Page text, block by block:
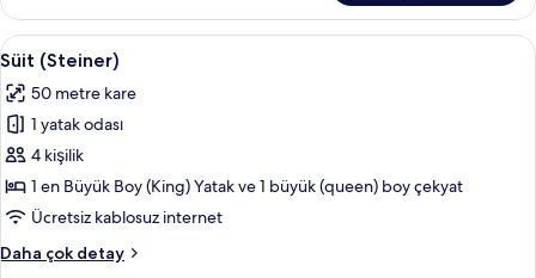
fazla
detay
Süit
(Steiner)
için
tüm
fotoğrafları
görün
Süit (Steiner) | Odada kasa, masa,
5
Süit (Steiner)
50 metre kare
1 yatak odası
4 kişilik
1 en Büyük Boy (King) Yatak ve 1 büyük (queen) boy çekyat
Ücretsiz kablosuz internet
Daha çok detay
Süit